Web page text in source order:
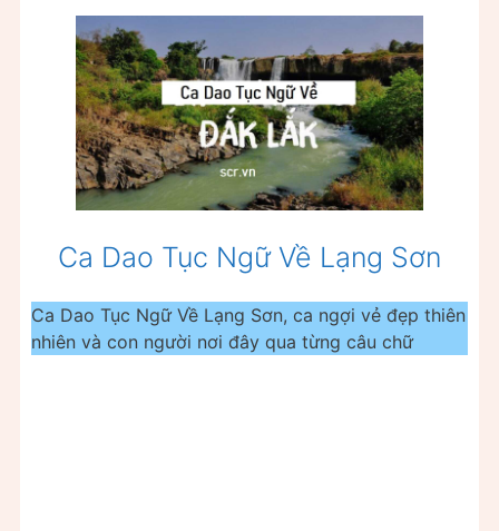
Ca Dao Tục Ngữ Về Lạng Sơn
Ca Dao Tục Ngữ Về Lạng Sơn, ca ngợi vẻ đẹp thiên
nhiên và con người nơi đây qua từng câu chữ